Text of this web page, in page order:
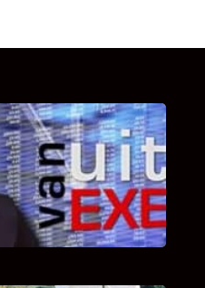
EXECUTIE
van de deelname
aan dit programma.